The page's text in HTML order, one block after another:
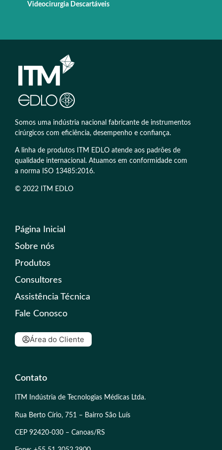
Videocirurgia Descartáveis
Somos uma indústria nacional fabricante de instrumentos
cirúrgicos com eficiência, desempenho e confiança.
A linha de produtos ITM EDLO atende aos padrões de
qualidade internacional. Atuamos em conformidade com
a norma ISO 13485:2016.
© 2022 ITM EDLO
Página Inicial
Sobre nós
Produtos
Consultores
Assistência Técnica
Fale Conosco
Área do Cliente
Contato
ITM Indústria de Tecnologias Médicas Ltda.
Rua Berto Círio, 751 – Bairro São Luís
CEP 92420-030 – Canoas/RS